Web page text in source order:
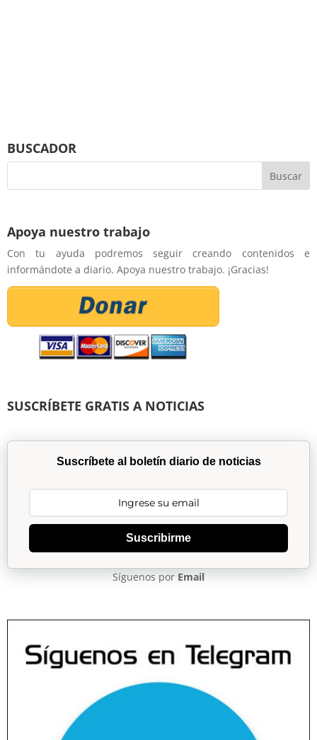
BUSCADOR
Apoya nuestro trabajo
Con tu ayuda podremos seguir creando contenidos e
informándote a diario. Apoya nuestro trabajo. ¡Gracias!
SUSCRÍBETE GRATIS A NOTICIAS
Suscríbete al boletín diario de noticias
Suscribirme
Síguenos por Email